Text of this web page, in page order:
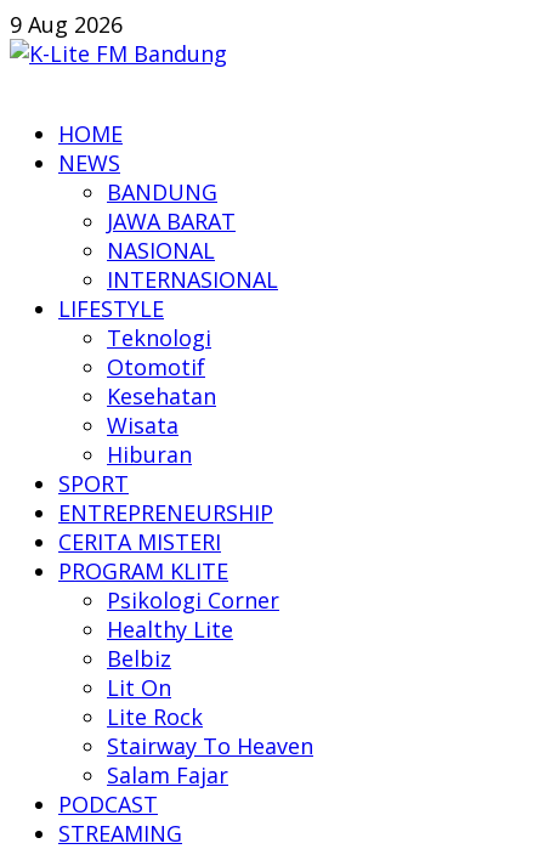
Skip
to
9 Aug 2026
Lite
Bandung
News
HOME
NEWS
BANDUNG
JAWA BARAT
NASIONAL
INTERNASIONAL
LIFESTYLE
Teknologi
Otomotif
Kesehatan
Wisata
Hiburan
SPORT
ENTREPRENEURSHIP
CERITA MISTERI
PROGRAM KLITE
Psikologi Corner
Healthy Lite
Belbiz
Lit On
Lite Rock
Stairway To Heaven
Salam Fajar
PODCAST
STREAMING